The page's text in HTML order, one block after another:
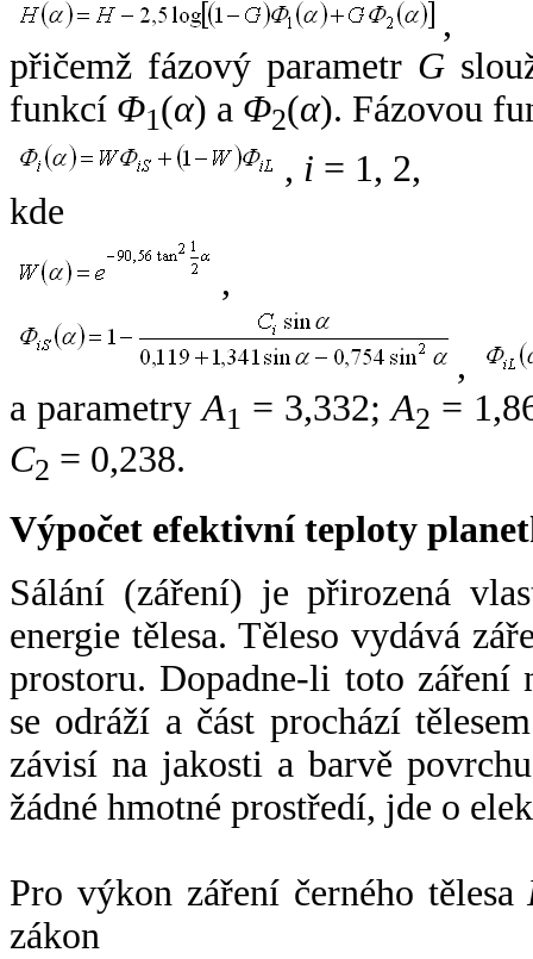
,
přičemž fázový parametr G
funkcí Φ1(α) a Φ2(α). Fázovou
, i = 1, 2,
kde
,
,
a parametryA1 = 3,332;A2 =
C2 = 0,238.
Výpočet efektivní teploty
Sálání (záření) je přirozená
energie tělesa. Těleso vydává
prostoru. Dopadne-li toto záření
se odráží a část prochází
závisí na jakosti a barvě
žádné hmotné prostředí, jde o
Pro výkon záření černého tělesa
zákon